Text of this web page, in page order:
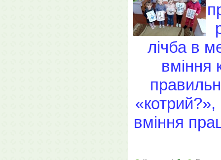
лічба в
вміння
вміння